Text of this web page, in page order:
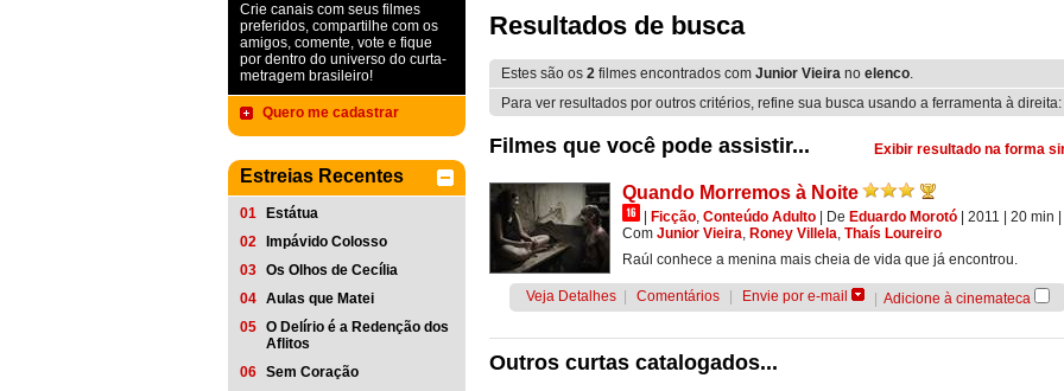
Crie canais com seus filmes
preferidos, compartilhe com os
amigos, comente, vote e fique
por dentro do universo do curta-
metragem brasileiro!
Quero me cadastrar
Estreias Recentes
01
Estátua
02
Impávido Colosso
03 Os Olhos de Cecília
04 Aulas que Matei
05 O Delírio é a Redenção dos
Aflitos
06 Sem Coração
Resultados de busca
Estes são os 2 filmes encontrados com Junior Vieira no elenco.
Para ver resultados por outros critérios, refine sua busca usando a ferramenta à direita:
Exibir resultado na forma
Filmes que você pode assistir...
Quando Morremos à Noite
Ficção, Conteúdo Adulto De Eduardo Morotó | 2011 | 20 min
Com Junior Vieira, Roney Villela, Thaís Loureiro
Raúl conhece a menina mais cheia de vida que já encontrou.
Veja Detalhes Comentários Envie por e-mail Adicione à cinemateca
Outros curtas catalogados...